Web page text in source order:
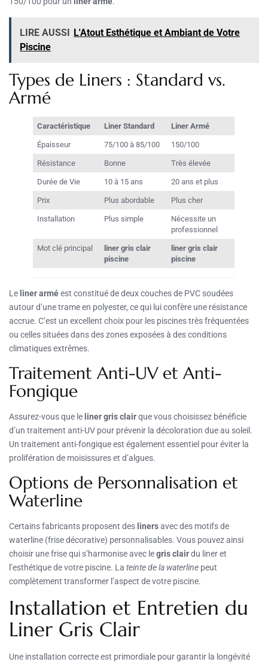
LIRE AUSSI
L'Atout Esthétique et Ambiant de Votre
Piscine
Types de Liners : Standard vs.
Armé
Caractéristique Liner Standard Liner Armé
Épaisseur 75/100 à 85/100 150/100
Résistance Bonne Très élevée
Durée de Vie 10 à 15 ans 20 ans et plus
Prix Plus abordable Plus cher
Installation Plus simple
Nécessite un
professionnel
Mot clé principal
liner gris clair
piscine
liner gris clair
piscine
Le liner arméest constitué de deux couches de PVC soudées
autour d’une trame en polyester, ce qui lui confère une résistance
accrue. C’est un excellent choix pour les piscines très fréquentées
ou celles situées dans des zones exposées à des conditions
climatiques extrêmes.
Traitement Anti-UV et Anti-
Fongique
Assurez-vous que le liner gris clairque vous choisissez bénéficie
d’un traitement anti-UV pour prévenir la décoloration due au soleil.
Un traitement anti-fongique est également essentiel pour éviter la
prolifération de moisissures et d’algues.
Options de Personnalisation et
Waterline
Certains fabricants proposent des linersavec des motifs de
waterline (frise décorative) personnalisables. Vous pouvez ainsi
choisir une frise qui s’harmonise avec legris clairdu liner et
l’esthétique de votre piscine. La teinte de la waterline peut
complètement transformer l’aspect de votre piscine.
Installation et Entretien du
Liner Gris Clair
Une installation correcte est primordiale pour garantir la longévité